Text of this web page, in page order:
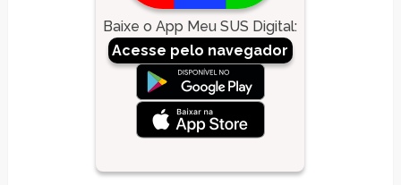
Baixe o App Meu SUS Digital:
Acesse pelo navegador